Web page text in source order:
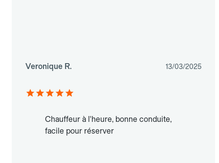
Veronique R. 13/03/2025
Chauffeur à l'heure, bonne conduite,
facile pour réserver